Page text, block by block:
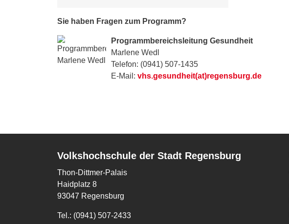
Sie haben Fragen zum Programm?
Programmbereichsleitung Gesundheit
Marlene Wedl
Telefon: (0941) 507-1435
E-Mail: vhs.gesundheit(at)regensburg.de
Volkshochschule der Stadt Regensburg
Thon-Dittmer-Palais
Haidplatz 8
93047 Regensburg
Tel.: (0941) 507-2433